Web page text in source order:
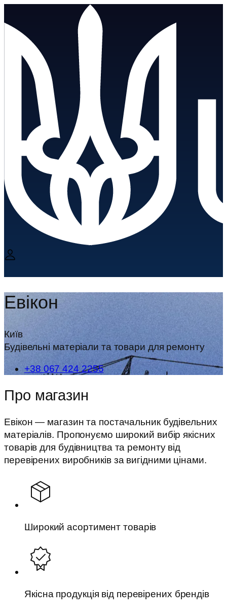
Евікон
Київ
Будівельні матеріали та товари для ремонту
+38 067 424 2255
Про магазин
Евікон — магазин та постачальник будівельних
матеріалів. Пропонуємо широкий вибір якісних
товарів для будівництва та ремонту від
перевірених виробників за вигідними цінами.
Широкий асортимент товарів
Якісна продукція від перевірених брендів